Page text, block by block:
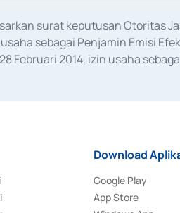
surat keputusan Otoritas
sebagai Penjamin Emisi
Februari 2014, izin usaha
Download
Google Play
App Store